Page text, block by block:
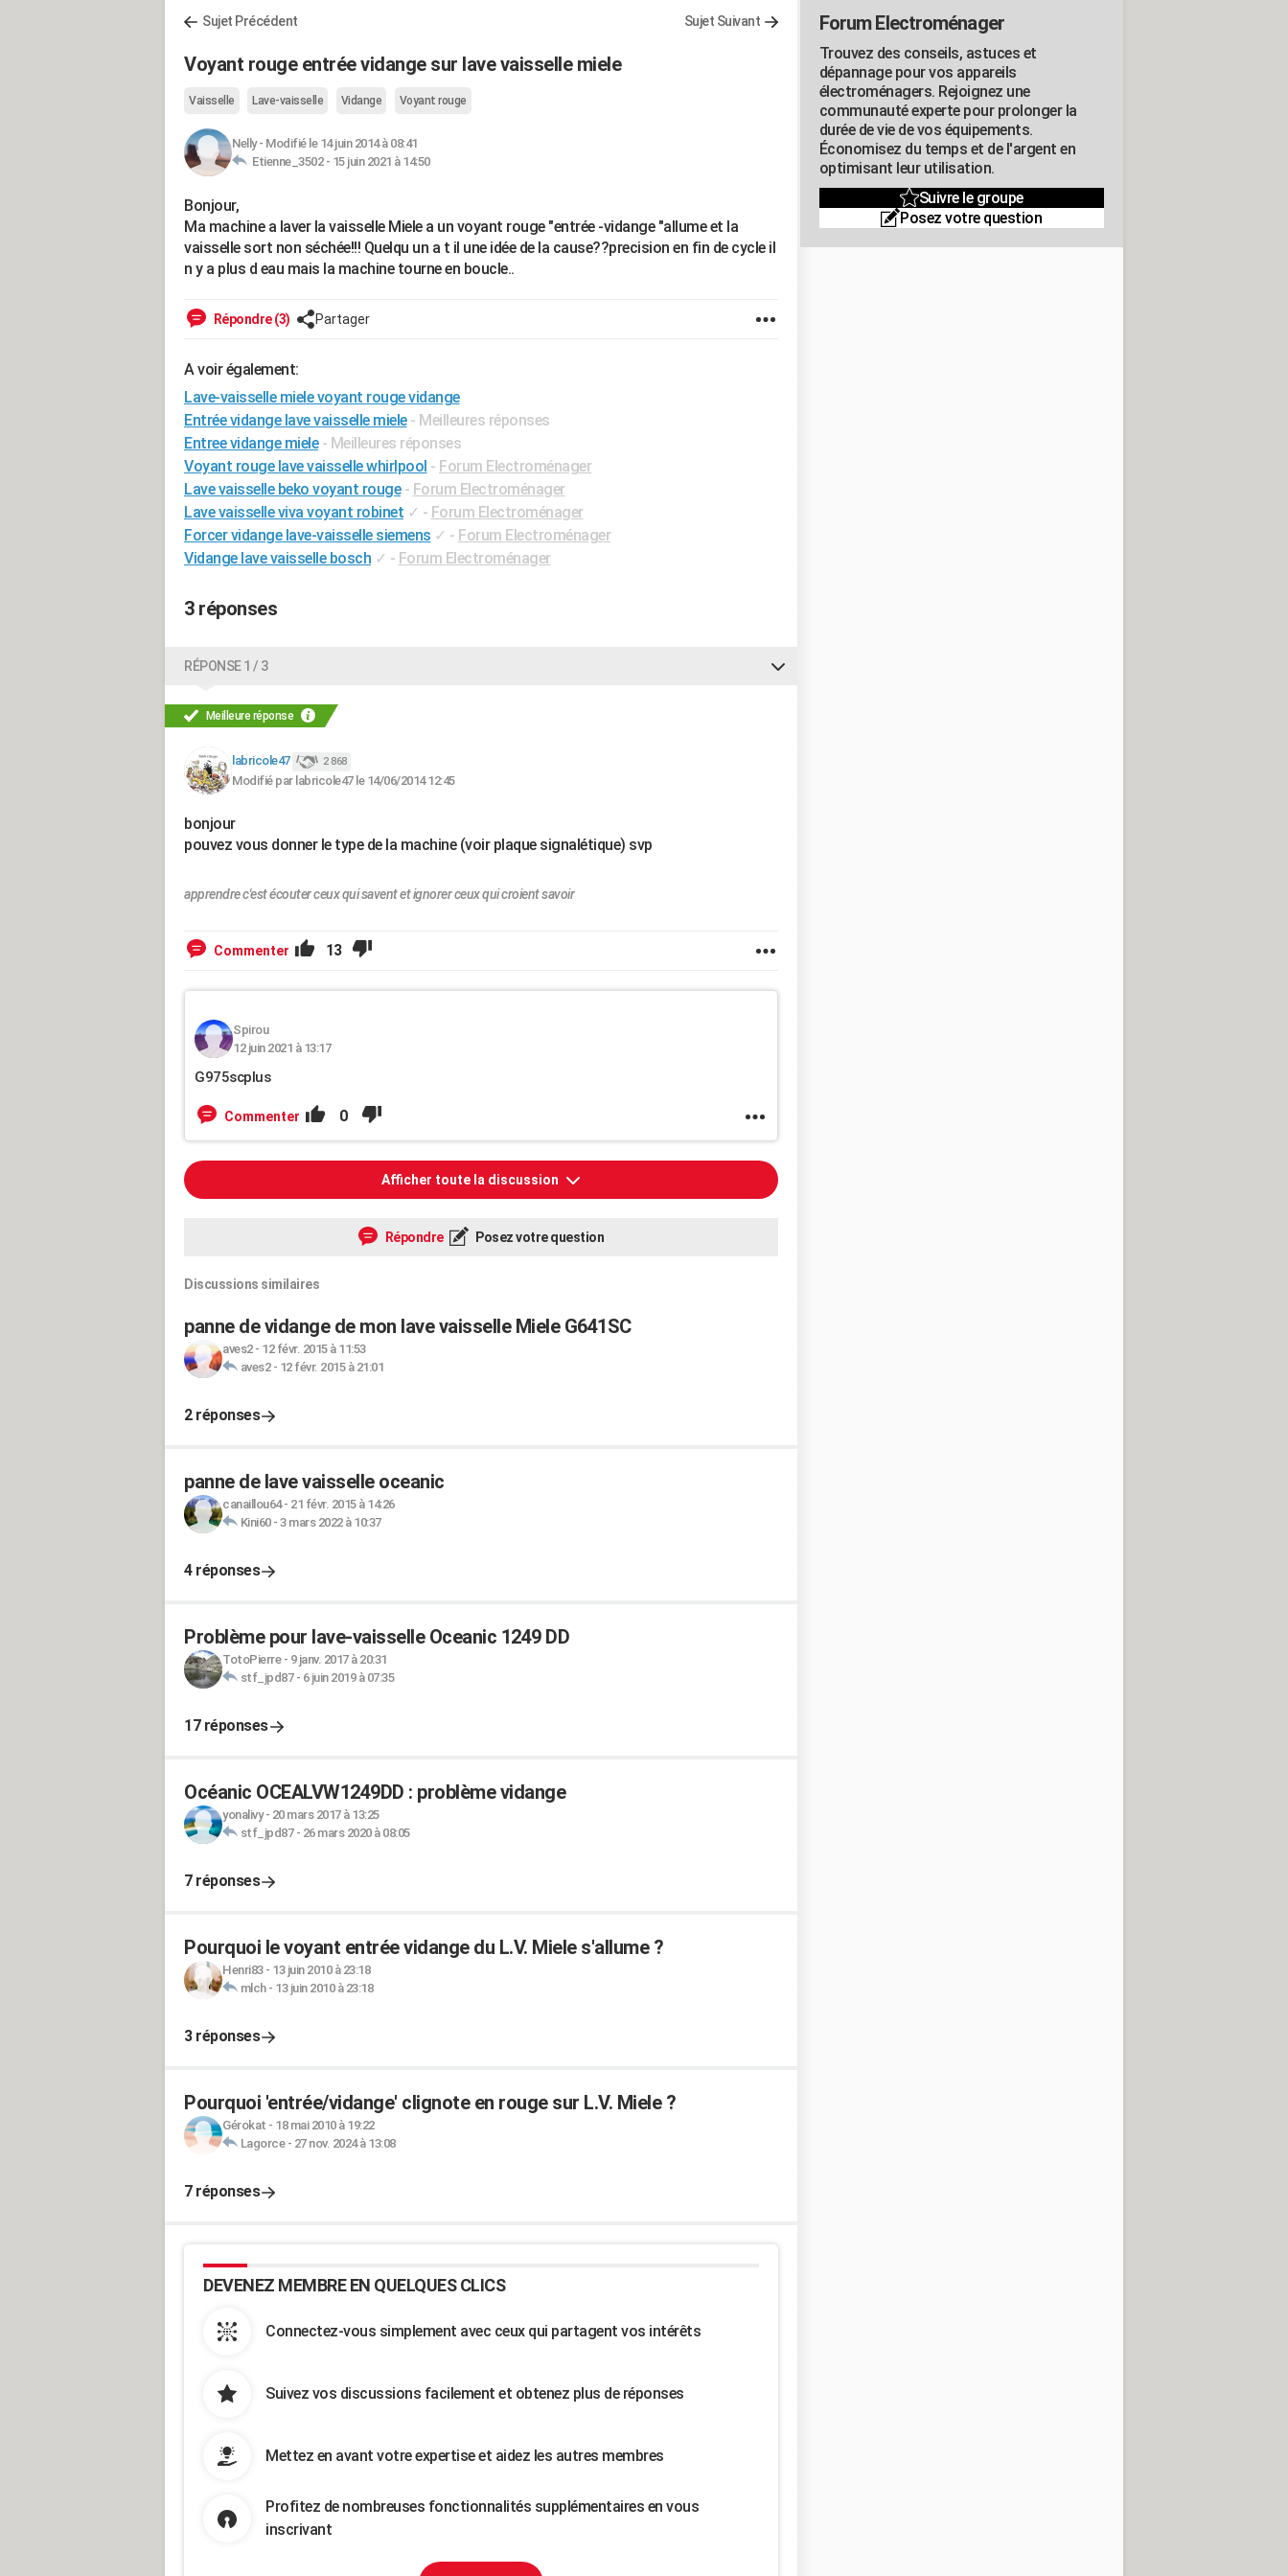
Sujet Précédent Sujet Suivant
Voyant rouge entrée vidange sur lave vaisselle miele
Vaisselle Lave-vaisselle Vidange Voyant rouge
Nelly- Modifié le 14 juin 2014 à 08:41
Etienne_3502 - 15 juin 2021 à 14:50
Bonjour,
Ma machine a laver la vaisselle Miele a un voyant rouge "entrée -vidange "allume et la
vaisselle sort non séchée!!! Quelqu un a t il une idée de la cause??precision en fin de cycle il
n y a plus d eau mais la machine tourne en boucle..
Répondre (3) Partager
A voir également:
Lave-vaisselle miele voyant rouge vidange
Entrée vidange lave vaisselle miele - Meilleures réponses
Entree vidange miele - Meilleures réponses
Voyant rouge lave vaisselle whirlpool - Forum Electroménager
Lave vaisselle beko voyant rouge - Forum Electroménager
Lave vaisselle viva voyant robinet ✓ - Forum Electroménager
Forcer vidange lave-vaisselle siemens ✓ - Forum Electroménager
Vidange lave vaisselle bosch ✓ - Forum Electroménager
3 réponses
RÉPONSE 1 / 3
Meilleure réponse
labricole47 2 868
Modifié par labricole47 le 14/06/2014 12:45
bonjour
pouvez vous donner le type de la machine (voir plaque signalétique) svp
apprendre c'est écouter ceux qui savent et ignorer ceux qui croient savoir
Commenter 13
Spirou
12 juin 2021 à 13:17
G975scplus
Commenter 0
Afficher toute la discussion
Répondre Posez votre question
Discussions similaires
panne de vidange de mon lave vaisselle Miele G641SC
aves2- 12 févr. 2015 à 11:53
aves2- 12 févr. 2015 à 21:01
2 réponses
panne de lave vaisselle oceanic
canaillou64- 21 févr. 2015 à 14:26
Kini60- 3 mars 2022 à 10:37
4 réponses
Problème pour lave-vaisselle Oceanic 1249 DD
TotoPierre- 9 janv. 2017 à 20:31
stf_jpd87- 6 juin 2019 à 07:35
17 réponses
Océanic OCEALVW1249DD : problème vidange
yonalivy- 20 mars 2017 à 13:25
stf_jpd87- 26 mars 2020 à 08:05
7 réponses
Pourquoi le voyant entrée vidange du L.V. Miele s'allume ?
Henri83- 13 juin 2010 à 23:18
mlch- 13 juin 2010 à 23:18
3 réponses
Pourquoi 'entrée/vidange' clignote en rouge sur L.V. Miele ?
Gérokat - 18 mai 2010 à 19:22
Lagorce- 27 nov. 2024 à 13:08
7 réponses
DEVENEZ MEMBRE EN QUELQUES CLICS
Connectez-vous simplement avec ceux qui partagent vos intérêts
Suivez vos discussions facilement et obtenez plus de réponses
Mettez en avant votre expertise et aidez les autres membres
Profitez de nombreuses fonctionnalités supplémentaires en vous
inscrivant
Forum Electroménager
Trouvez des conseils, astuces et
dépannage pour vos appareils
électroménagers. Rejoignez une
communauté experte pour prolonger la
durée de vie de vos équipements.
Économisez du temps et de l'argent en
optimisant leur utilisation.
Suivre le groupe
Posez votre question